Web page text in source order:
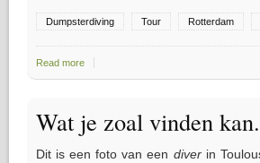
Dumpsterdiving Tour Rotterdam
Read more
Wat je zoal vinden
Dit is een foto van een diverin